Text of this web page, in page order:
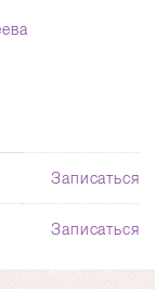
Записаться
Записаться